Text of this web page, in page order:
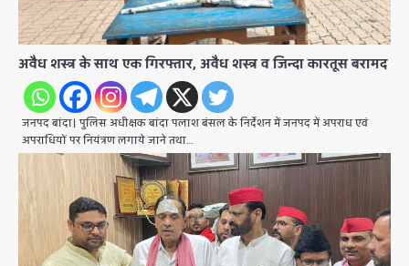
अवैध शस्त्र के साथ एक गिरफ्तार, अवैध शस्त्र व जिन्दा कारतूस बरामद
जनपद बांदा। पुलिस अधीक्षक बांदा पलाश बंसल के निर्देशन में जनपद में अपराध एवं
अपराधियों पर नियंत्रण लगाये जाने तथा…